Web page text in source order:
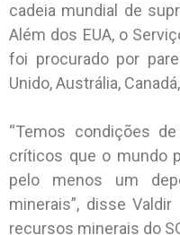
cadeia mundial de
Além dos EUA, o
foi procurado por
Unido, Austrália,
“Temos condições
críticos que o mundo
pelo menos um
minerais”, disse
recursos minerais do